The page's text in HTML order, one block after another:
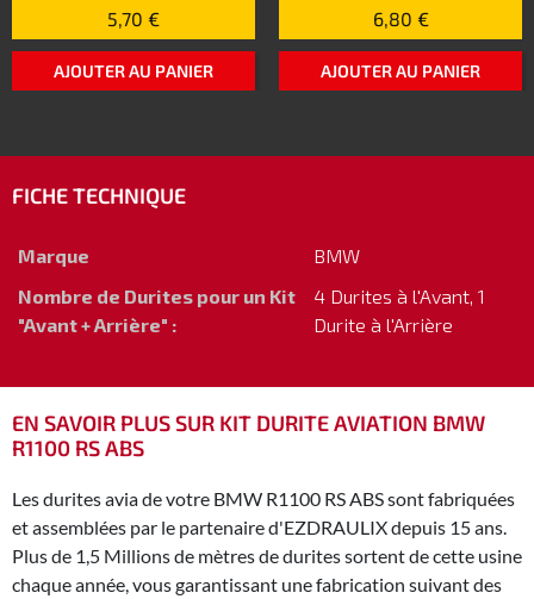
5,70 €
AJOUTER AU PANIER
6,80 €
AJOUTER AU PANIER
FICHE TECHNIQUE
Marque
BMW
Nombre de Durites pour un Kit
"Avant + Arrière" :
4 Durites à l'Avant, 1
Durite à l'Arrière
EN SAVOIR PLUS SUR KIT DURITE AVIATION BMW
R1100 RS ABS
Les durites avia de votre BMW R1100 RS ABS sont fabriquées
et assemblées par le partenaire d'EZDRAULIX depuis 15 ans.
Plus de 1,5 Millions de mètres de durites sortent de cette usine
chaque année, vous garantissant une fabrication suivant des